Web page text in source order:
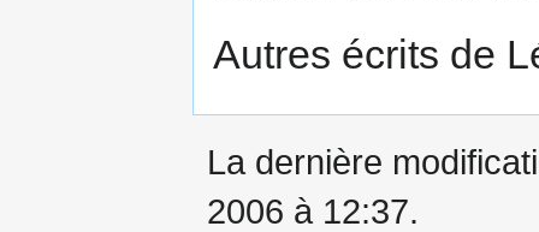
Autres écrits de
La dernière
2006 à 12:37.